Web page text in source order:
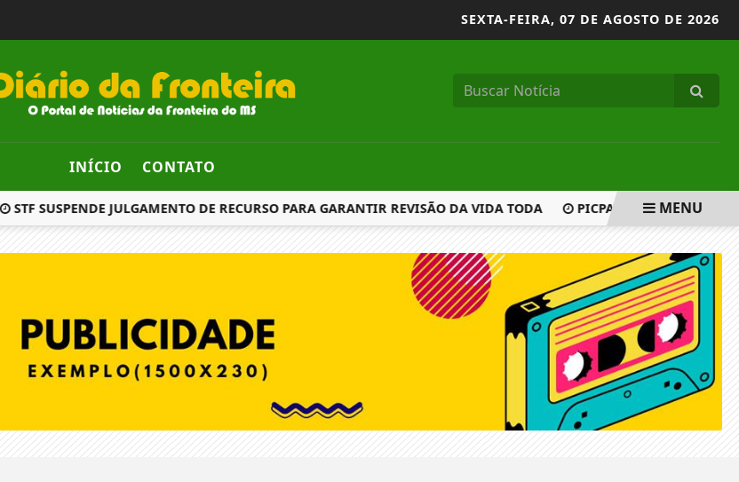
SEXTA-FEIRA, 07 DE AGOSTO DE 2026
INÍCIO CONTATO
STF SUSPENDE JULGAMENTO DE RECURSO PARA GARANTIR REVISÃO DA VIDA TODA PICPAY E BRB SÃO ALVOS
MENU